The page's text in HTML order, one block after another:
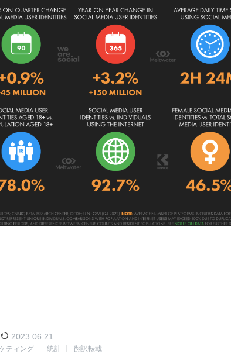
2023.06.21
ティング 統計 翻訳転載